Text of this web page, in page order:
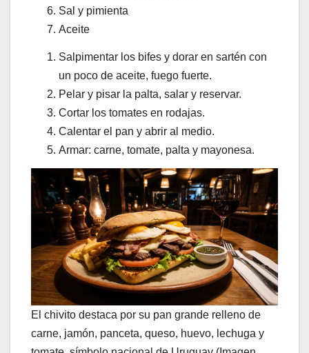
Sal y pimienta
Aceite
Salpimentar los bifes y dorar en sartén con
un poco de aceite, fuego fuerte.
Pelar y pisar la palta, salar y reservar.
Cortar los tomates en rodajas.
Calentar el pan y abrir al medio.
Armar: carne, tomate, palta y mayonesa.
El chivito destaca por su pan grande relleno de
carne, jamón, panceta, queso, huevo, lechuga y